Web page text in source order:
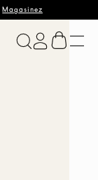
Magasinez